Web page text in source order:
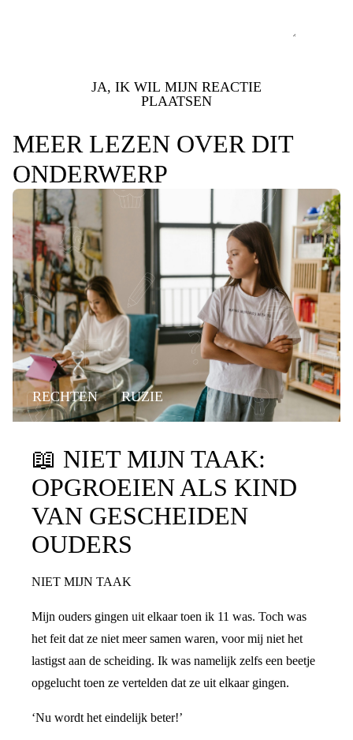
JA, IK WIL MIJN REACTIE
PLAATSEN
MEER LEZEN OVER DIT
ONDERWERP
RECHTEN RUZIE
📖 NIET MIJN TAAK:
OPGROEIEN ALS KIND
VAN GESCHEIDEN
OUDERS
NIET MIJN TAAK
Mijn ouders gingen uit elkaar toen ik 11 was. Toch was
het feit dat ze niet meer samen waren, voor mij niet het
lastigst aan de scheiding. Ik was namelijk zelfs een beetje
opgelucht toen ze vertelden dat ze uit elkaar gingen.
‘Nu wordt het eindelijk beter!’